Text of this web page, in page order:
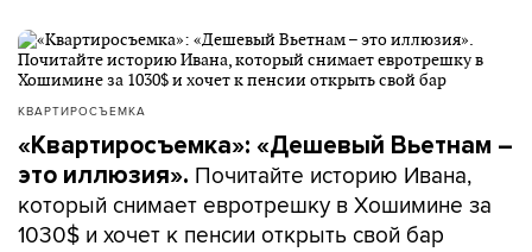
КВАРТИРОСЪЕМКА
«Квартиросъемка»: «Дешевый Вьетнам –
это иллюзия». Почитайте историю Ивана,
который снимает евротрешку в Хошимине за
1030$ и хочет к пенсии открыть свой бар